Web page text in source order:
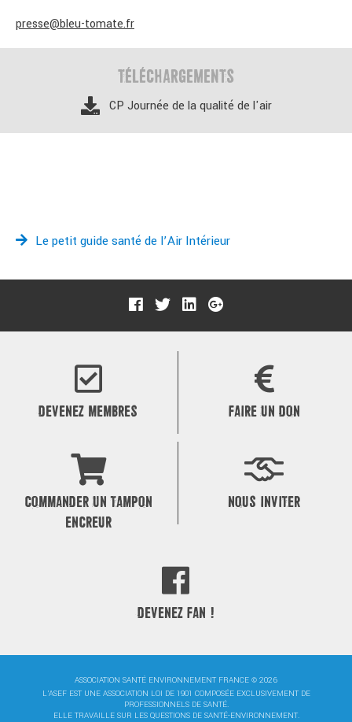
presse@bleu-tomate.fr
TÉLÉCHARGEMENTS
CP Journée de la qualité de l'air
Le petit guide santé de l’Air Intérieur
DEVENEZ MEMBRES FAIRE UN DON
COMMANDER UN TAMPON
ENCREUR
NOUS INVITER
DEVENEZ FAN !
ASSOCIATION SANTÉ ENVIRONNEMENT FRANCE © 2026
L'ASEF EST UNE ASSOCIATION LOI DE 1901 COMPOSÉE EXCLUSIVEMENT DE
PROFESSIONNELS DE SANTÉ.
ELLE TRAVAILLE SUR LES QUESTIONS DE SANTÉ-ENVIRONNEMENT.